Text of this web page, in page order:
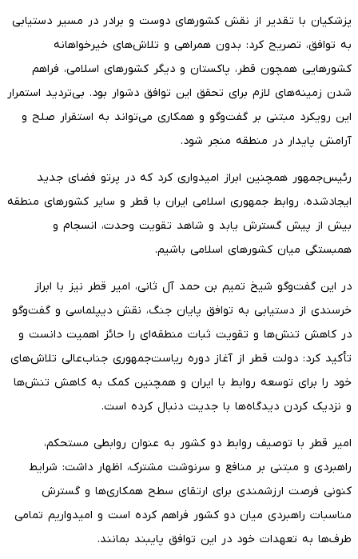
پزشکیان با تقدیر از نقش کشورهای دوست و برادر در مسیر دستیابی
به توافق، تصریح کرد: بدون همراهی و تلاش‌های خیرخواهانه
کشورهایی همچون قطر، پاکستان و دیگر کشورهای اسلامی، فراهم
شدن زمینه‌های لازم برای تحقق این توافق دشوار بود. بی‌تردید استمرار
این رویکرد مبتنی بر گفت‌وگو و همکاری می‌تواند به استقرار صلح و
آرامش پایدار در منطقه منجر شود.
رئیس‌جمهور همچنین ابراز امیدواری کرد که در پرتو فضای جدید
ایجادشده، روابط جمهوری اسلامی ایران با قطر و سایر کشورهای منطقه
بیش از پیش گسترش یابد و شاهد تقویت وحدت، انسجام و
همبستگی میان کشورهای اسلامی باشیم.
در این گفت‌وگو شیخ تمیم بن حمد آل ثانی، امیر قطر نیز با ابراز
خرسندی از دستیابی به توافق پایان جنگ، نقش دیپلماسی و گفت‌وگو
در کاهش تنش‌ها و تقویت ثبات منطقه‌ای را حائز اهمیت دانست و
تأکید کرد: دولت قطر از آغاز دوره ریاست‌جمهوری جناب‌عالی تلاش‌های
خود را برای توسعه روابط با ایران و همچنین کمک به کاهش تنش‌ها
و نزدیک کردن دیدگاه‌ها با جدیت دنبال کرده است.
امیر قطر با توصیف روابط دو کشور به عنوان روابطی مستحکم،
راهبردی و مبتنی بر منافع و سرنوشت مشترک، اظهار داشت: شرایط
کنونی فرصت ارزشمندی برای ارتقای سطح همکاری‌ها و گسترش
مناسبات راهبردی میان دو کشور فراهم کرده است و امیدواریم تمامی
طرف‌ها به تعهدات خود در این توافق پایبند بمانند.